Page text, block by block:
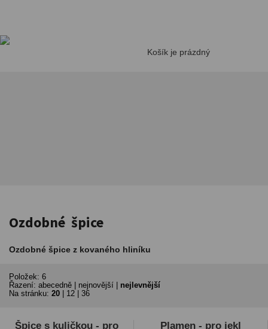
Košík je prázdný
Ozdobné špice
Ozdobné špice z kovaného hliníku
Položek: 6
Řazení: abecedně nejnovější
nejlevnější
Na stránku: 20 12 36
Špice s kuličkou - pro
Plamen - pro jekl